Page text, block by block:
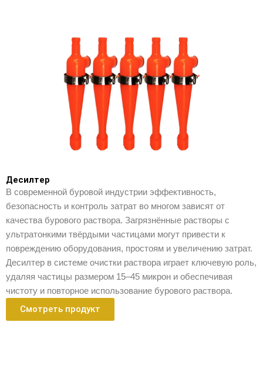
Десилтер
В современной буровой индустрии эффективность,
безопасность и контроль затрат во многом зависят от
качества бурового раствора. Загрязнённые растворы с
ультратонкими твёрдыми частицами могут привести к
повреждению оборудования, простоям и увеличению затрат.
Десилтер в системе очистки раствора играет ключевую роль,
удаляя частицы размером 15–45 микрон и обеспечивая
чистоту и повторное использование бурового раствора.
Смотреть продукт